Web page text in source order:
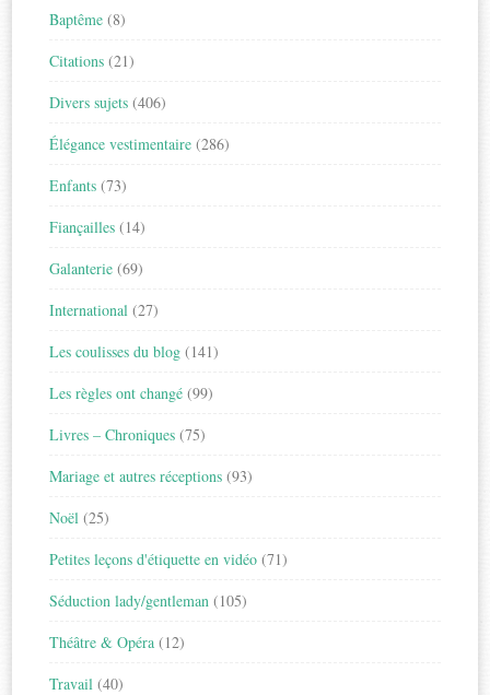
Baptême (8)
Citations (21)
Divers sujets (406)
Élégance vestimentaire (286)
Enfants (73)
Fiançailles (14)
Galanterie (69)
International (27)
Les coulisses du blog (141)
Les règles ont changé (99)
Livres – Chroniques (75)
Mariage et autres réceptions (93)
Noël (25)
Petites leçons d'étiquette en vidéo (71)
Séduction lady/gentleman (105)
Théâtre & Opéra (12)
Travail (40)